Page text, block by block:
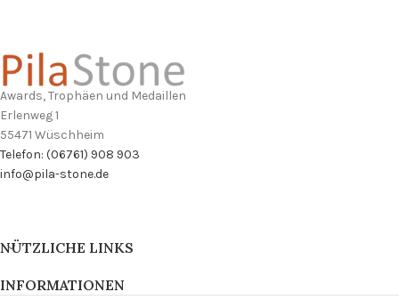
Awards, Trophäen und Medaillen
Erlenweg 1
55471 Wüschheim
Telefon: (06761) 908 903
info@pila-stone.de
NÜTZLICHE LINKS
INFORMATIONEN